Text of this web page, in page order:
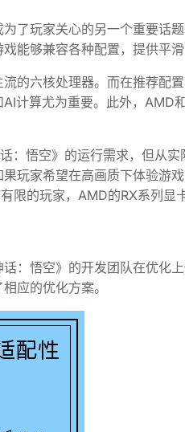
了玩家关心的另一个重要话
能够兼容各种配置，提供平滑
的六核处理器。而在推荐配
计算尤为重要。此外，AMD
：悟空》的运行需求，但从
玩家希望在高画质下体验游
限的玩家，AMD的RX系列显
：悟空》的开发团队在优化
应的优化方案。